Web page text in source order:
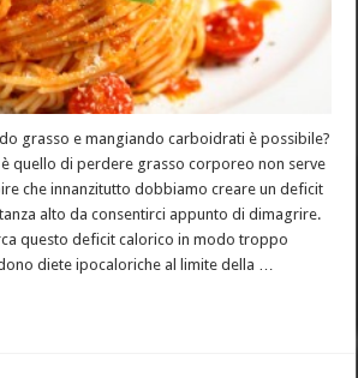
grasso e mangiando carboidrati è possibile?
quello di perdere grasso corporeo non serve
che innanzitutto dobbiamo creare un deficit
alto da consentirci appunto di dimagrire.
questo deficit calorico in modo troppo
diete ipocaloriche al limite della …